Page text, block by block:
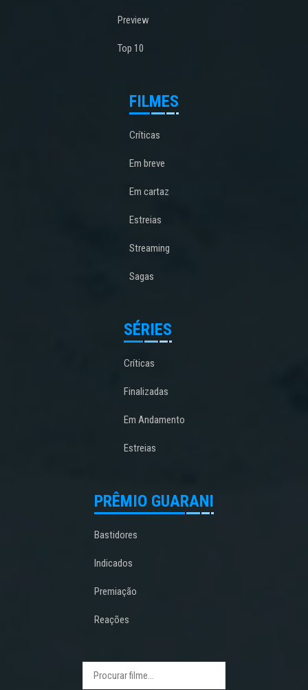
Preview
Top 10
FILMES
Críticas
Em breve
Em cartaz
Estreias
Streaming
Sagas
SÉRIES
Críticas
Finalizadas
Em Andamento
Estreias
PRÊMIO GUARANI
Bastidores
Indicados
Premiação
Reações